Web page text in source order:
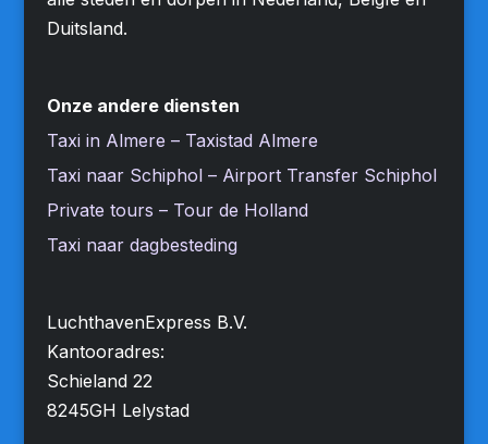
Duitsland.
Onze andere diensten
Taxi in Almere – Taxistad Almere
Taxi naar Schiphol – Airport Transfer Schiphol
Private tours – Tour de Holland
Taxi naar dagbesteding
LuchthavenExpress B.V.
Kantooradres:
Schieland 22
8245GH Lelystad